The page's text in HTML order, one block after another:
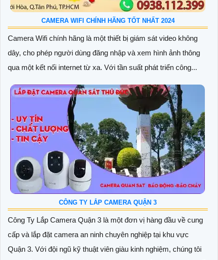
CAMERA WIFI CHÍNH HÃNG TỐT NHẤT 2024
Camera Wifi chính hãng là một thiết bị giám sát video không
dây, cho phép người dùng đăng nhập và xem hình ảnh thông
qua một kết nối internet từ xa. Với tần suất phát triển công...
CÔNG TY LẮP CAMERA QUẬN 3
Công Ty Lắp Camera Quận 3 là một đơn vị hàng đầu về cung
cấp và lắp đặt camera an ninh chuyên nghiệp tại khu vực
Quận 3. Với đội ngũ kỹ thuật viên giàu kinh nghiệm, chúng tôi